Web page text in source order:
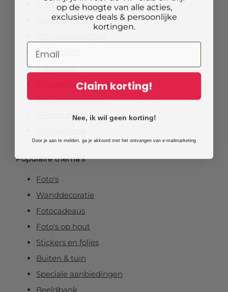
Foto op aluminium
Foto op canvas
Tuinposters
Fotoposter
Foto verlijmd op dibond
Foto op plexibond
Fineart prints
Populaire thema’s
Foto's
Wanddecoratie
Fotocadeaus
Foto's op hout
Stickers en folies
Buiten & tuin
Speciale aanbiedingen
Beeldbank
op de hoogte van alle acties,
exclusieve deals & persoonlijke
kortingen.
Claim korting!
Nee, ik wil geen korting!
Door je aan te melden, ga je akkoord met het ontvangen van e-mailmarketing